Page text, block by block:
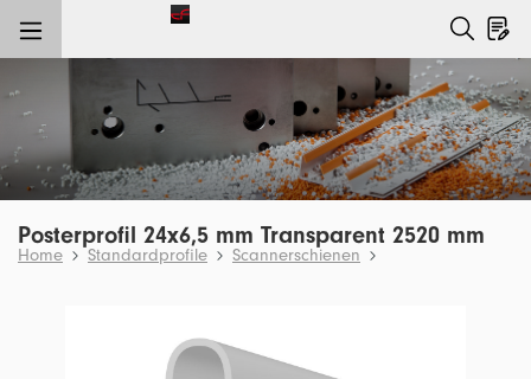
springen
Posterprofil 24x6,5 mm Transparent 2520 mm
Home Standardprofile Scannerschienen